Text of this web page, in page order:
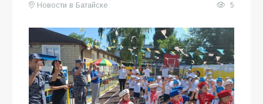
Новости в Батайске
5